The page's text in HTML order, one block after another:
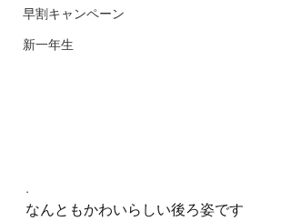
早割キャンペーン
新一年生
.
なんともかわいらしい後ろ姿です